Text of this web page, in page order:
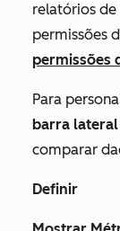
relatórios de
permissões
permissões
Para
barra
comparar
Definir